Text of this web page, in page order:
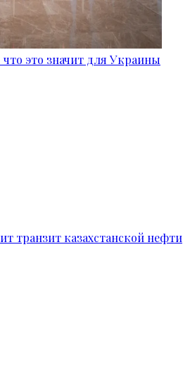
это значит для Украины
транзит казахстанской нефти